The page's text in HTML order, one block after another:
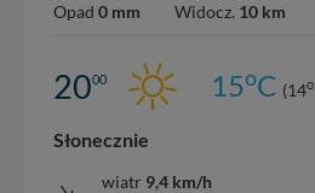
Opad 0 mm
Widocz. 10 km
2000 15oC (14o
Słonecznie
wiatr 9,4 km/h